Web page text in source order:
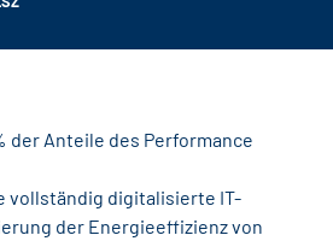
der Anteile des Performance
vollständig digitalisierte IT-
der Energieeffizienz von